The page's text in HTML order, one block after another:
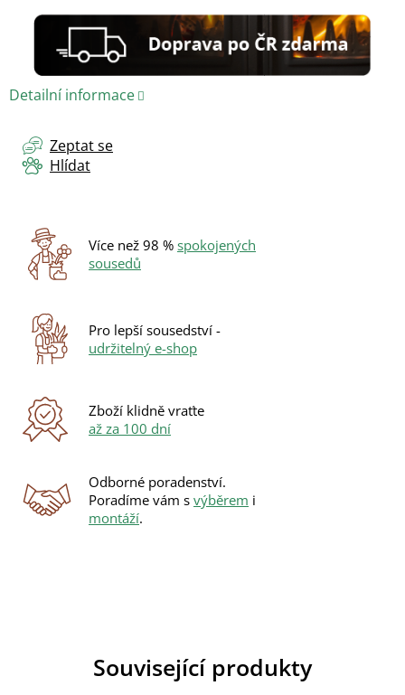
Detailní informace
Zeptat se
Hlídat
Více než 98 % spokojených
sousedů
Pro lepší sousedství -
udržitelný e-shop
Zboží klidně vraťte
až za 100 dní
Odborné poradenství.
Poradíme vám s výběrem i
montáží.
Související produkty